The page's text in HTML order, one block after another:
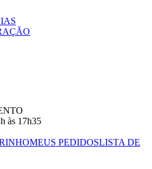
às 17h35
MEUS PEDIDOSLISTA DE